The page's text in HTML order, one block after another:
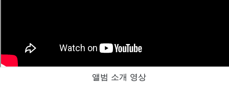
앨범 소개 영상